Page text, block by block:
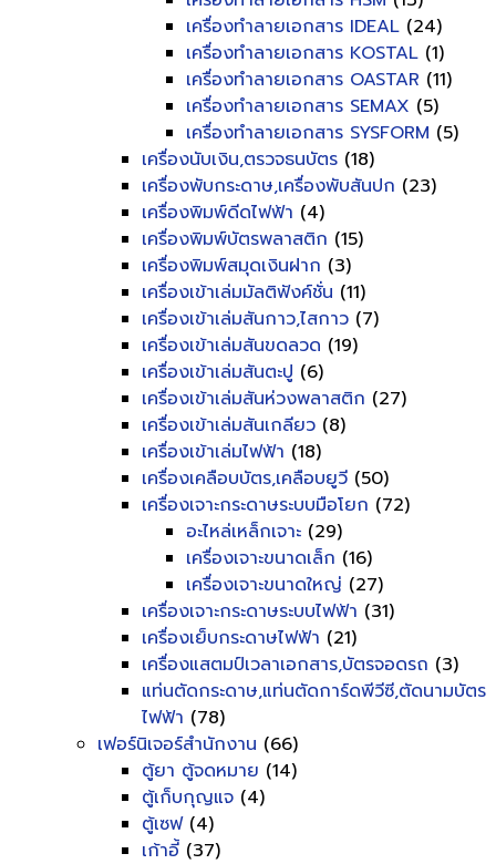
เครื่องทำลายเอกสาร IDEAL (24)
เครื่องทำลายเอกสาร KOSTAL (1)
เครื่องทำลายเอกสาร OASTAR (11)
เครื่องทำลายเอกสาร SEMAX (5)
เครื่องทำลายเอกสาร SYSFORM (5)
เครื่องนับเงิน,ตรวจธนบัตร (18)
เครื่องพับกระดาษ,เครื่องพับสันปก (23)
เครื่องพิมพ์ดีดไฟฟ้า (4)
เครื่องพิมพ์บัตรพลาสติก (15)
เครื่องพิมพ์สมุดเงินฝาก (3)
เครื่องเข้าเล่มมัลติฟังค์ชั่น (11)
เครื่องเข้าเล่มสันกาว,ไสกาว (7)
เครื่องเข้าเล่มสันขดลวด (19)
เครื่องเข้าเล่มสันตะปู (6)
เครื่องเข้าเล่มสันห่วงพลาสติก (27)
เครื่องเข้าเล่มสันเกลียว (8)
เครื่องเข้าเล่มไฟฟ้า (18)
เครื่องเคลือบบัตร,เคลือบยูวี (50)
เครื่องเจาะกระดาษระบบมือโยก (72)
อะไหล่เหล็กเจาะ (29)
เครื่องเจาะขนาดเล็ก (16)
เครื่องเจาะขนาดใหญ่ (27)
เครื่องเจาะกระดาษระบบไฟฟ้า (31)
เครื่องเย็บกระดาษไฟฟ้า (21)
เครื่องแสตมป์เวลาเอกสาร,บัตรจอดรถ (3)
แท่นตัดกระดาษ,แท่นตัดการ์ดพีวีซี,ตัดนามบัตร
ไฟฟ้า (78)
เฟอร์นิเจอร์สำนักงาน (66)
ตู้ยา ตู้จดหมาย (14)
ตู้เก็บกุญแจ (4)
ตู้เซฟ(4)
เก้าอี้ (37)